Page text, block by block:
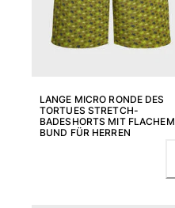
LANGE MICRO RONDE DES
TORTUES STRETCH-
BADESHORTS MIT FLACHEM
BUND FÜR HERREN